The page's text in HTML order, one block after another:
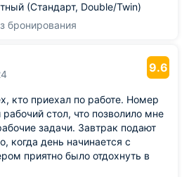
(Стандарт, Double/Twin)
бронирования
9.6
кто приехал по работе. Номер
стол, что позволило мне
задачи. Завтрак подают
когда день начинается с
приятно было отдохнуть в